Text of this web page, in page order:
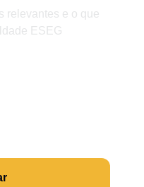
relevantes e o que
ESEG